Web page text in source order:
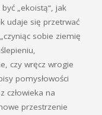
„ekoistą“, jak
udaje się przetrwać
sobie ziemię
czy wręcz wrogie
pomysłowości
człowieka na
przestrzenie